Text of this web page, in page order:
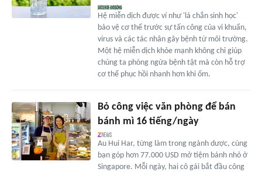
Hệ miễn dịch được ví như 'lá chắn sinh học'
bảo vệ cơ thể trước sự tấn công của vi khuẩn,
virus và các tác nhân gây bệnh từ môi trường.
Một hệ miễn dịch khỏe mạnh không chỉ giúp
chúng ta phòng ngừa bệnh tật mà còn hỗ trợ
cơ thể phục hồi nhanh hơn khi ốm.
Bỏ công việc văn phòng để bán
bánh mì 16 tiếng/ngày
Au Hui Har, từng làm trong ngành dược, cùng
bạn góp hơn 77.000 USD mở tiệm bánh nhỏ ở
Singapore. Mỗi ngày, hai cô gái bắt đầu công